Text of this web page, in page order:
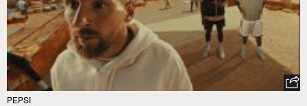
PEPSI